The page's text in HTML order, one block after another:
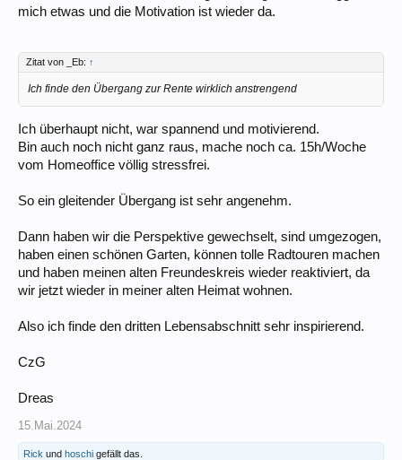
mich etwas und die Motivation ist wieder da.
Zitat von _Eb: ↑
Ich finde den Übergang zur Rente wirklich anstrengend
Ich überhaupt nicht, war spannend und motivierend.
Bin auch noch nicht ganz raus, mache noch ca. 15h/Woche
vom Homeoffice völlig stressfrei.
So ein gleitender Übergang ist sehr angenehm.
Dann haben wir die Perspektive gewechselt, sind umgezogen,
haben einen schönen Garten, können tolle Radtouren machen
und haben meinen alten Freundeskreis wieder reaktiviert, da
wir jetzt wieder in meiner alten Heimat wohnen.
Also ich finde den dritten Lebensabschnitt sehr inspirierend.
CzG
Dreas
15.Mai.2024
Rick und hoschi gefällt das.